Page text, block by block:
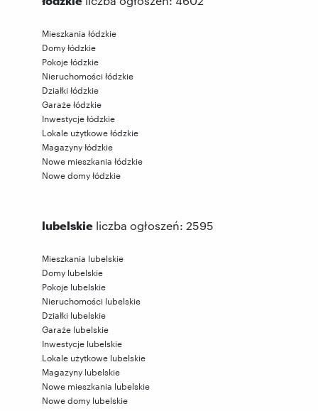
Mieszkania łódzkie
Domy łódzkie
Pokoje łódzkie
Nieruchomości łódzkie
Działki łódzkie
Garaże łódzkie
Inwestycje łódzkie
Lokale użytkowe łódzkie
Magazyny łódzkie
Nowe mieszkania łódzkie
Nowe domy łódzkie
lubelskie liczba ogłoszeń: 2595
Mieszkania lubelskie
Domy lubelskie
Pokoje lubelskie
Nieruchomości lubelskie
Działki lubelskie
Garaże lubelskie
Inwestycje lubelskie
Lokale użytkowe lubelskie
Magazyny lubelskie
Nowe mieszkania lubelskie
Nowe domy lubelskie